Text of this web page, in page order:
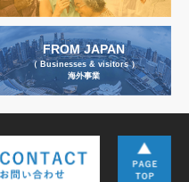
FROM JAPAN
（ Businesses & visitors ）
海外事業